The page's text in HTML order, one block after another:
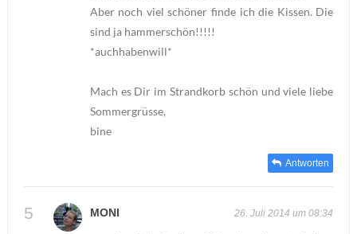
Aber noch viel schöner finde ich die Kissen. Die
sind ja hammerschön!!!!!
*auchhabenwill*
Mach es Dir im Strandkorb schön und viele liebe
Sommergrüsse,
bine
Antworten
MONI 26. Juli 2014 um 08:34